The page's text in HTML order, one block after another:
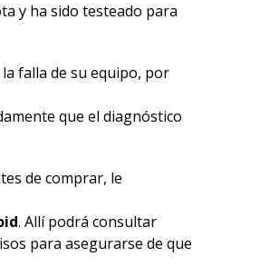
y ha sido testeado para
falla de su equipo, por
que el diagnóstico
de comprar, le
. Allí podrá consultar
para asegurarse de que